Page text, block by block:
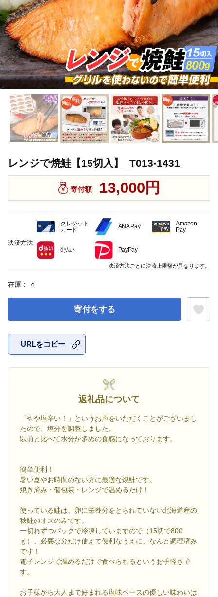
レンジで焼鮭【15切入】_T013-1431
寄付額 13,000円
在庫： ○
寄付をする
URLをコピー
返礼品について
「やや塩辛い！」というお声をいただくことがございまし
たので、塩分を調整しました。
以前と比べて水分が多めの食感になっております。
簡単便利！
暑い夏やお時間のない方に最適な焼鮭です。
焼き済み・個包装・レンジで温めるだけ！
使っている鮭は、卵に栄養分をとられていない北海道産の
秋鮭のオスのみです。
一切れずつパックで冷凍していますので（15切で800
ｇ）、必要な分だけ使えて便利なうえに、なんと調理済み
です！
電子レンジで温めるだけで食べられるというお手軽さで
す。
お子様から大人まで好まれる塩味ベースの優しい味わいは
決済方法
クレジット
カード
ANA Pay
Amazon
Pay
d払い PayPay
決済方法ごとに決済上限額が異なります。